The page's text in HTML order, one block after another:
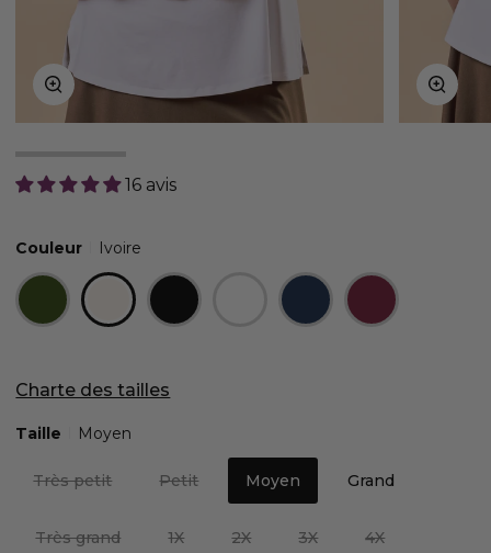
Zoom Zoom
16 avis
Couleur Ivoire
Charte des tailles
Taille Moyen
Très petit Petit Moyen Grand
Très grand 1X 2X 3X 4X